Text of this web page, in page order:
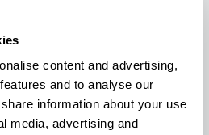
content and advertising,
and to analyse our
information about your use
media, advertising and
Die Ergebnisse einer
letzten Monat
dass der
von Cannabis in der